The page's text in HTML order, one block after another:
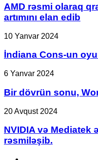
olaraq
qrafik
kartlarının
artımını
elan
edib
AMD rəsmi olaraq
artımını elan edib
İndiana
un
gəlir
10 Yanvar 2024
İndiana Cons-un
Bir
sonu,
Wordpad
ləğv
edilir!
6 Yanvar 2024
Bir dövrün sonu,
NVIDIA
Mediatek
əməkdaşlığı
artıq
20 Avqust 2024
NVIDIA və Mediatek
rəsmiləşib.